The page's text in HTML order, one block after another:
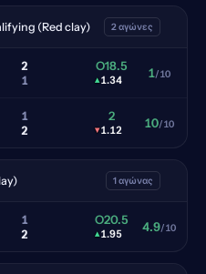
(Red clay) 2 αγώνες
2
1
O18.5
▴1.34 1/10
1
2
2
▾1.12 10/10
1 αγώνας
1
2
O20.5
▴1.95 4.9/10